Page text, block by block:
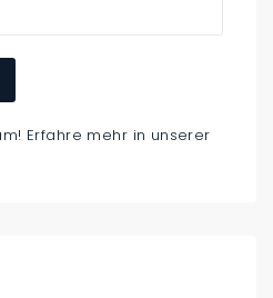
Erfahre mehr in unserer